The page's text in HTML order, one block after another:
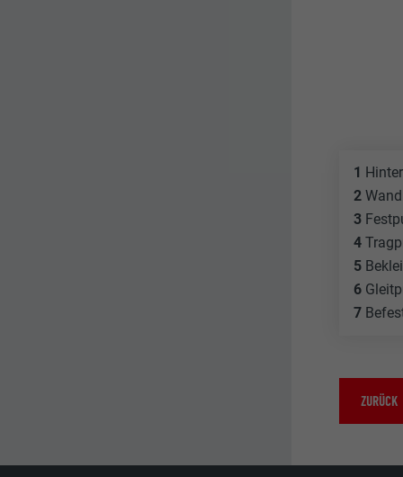
1
2
3
4
5
6
7
ZURÜCK